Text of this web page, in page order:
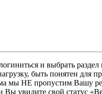
и выбрать
быть понятен
мы НЕ пропустим Вашу
увидите свой статус